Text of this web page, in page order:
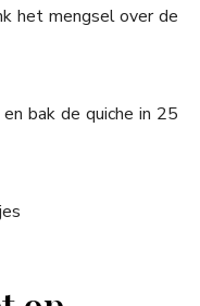
het mengsel over de
bak de quiche in 25